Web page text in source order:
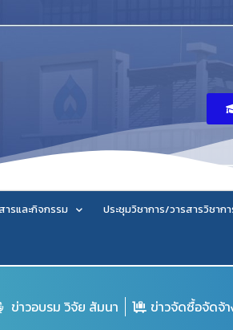
ารและกิจกรรม ประชุมวิชาการ/วารสารวิชากา
ข่าวอบรม วิจัย สัมนา ข่าวจัดซื้อจัดจ้า